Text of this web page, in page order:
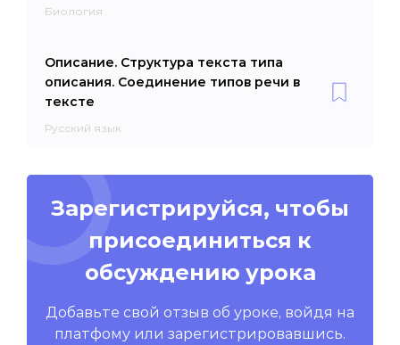
Биология
Описание. Структура текста типа
описания. Соединение типов речи в
тексте
Русский язык
Зарегистрируйся, чтобы
присоединиться к
обсуждению урока
Добавьте свой отзыв об уроке, войдя на
платфому или зарегистрировавшись.